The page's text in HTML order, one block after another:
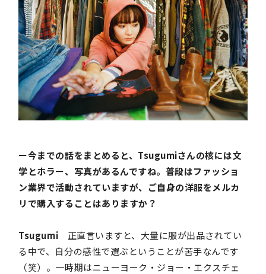
ー今までの話をまとめると、Tsugumiさんの核には文
学とホラー、写真があるんですね。普段はファッショ
ン業界で活動されていますが、ご自身の洋服をメルカ
リで購入することはありますか？
Tsugumi 正直言いますと、大量に服が出品されてい
る中で、自分の感性で選ぶということが苦手なんです
（笑）。一時期はニューヨーク・ジョー・エクスチェ